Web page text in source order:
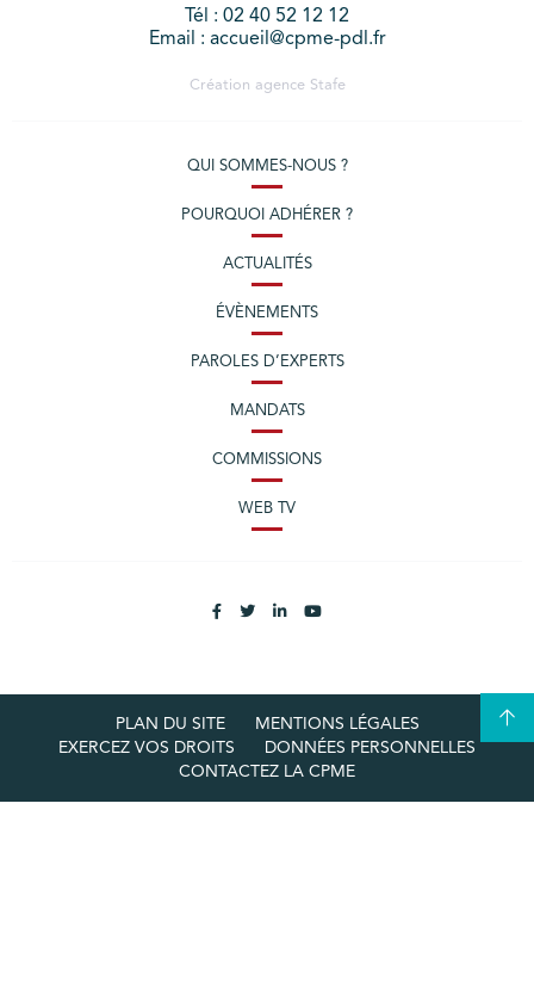
Tél : 02 40 52 12 12
Email : accueil@cpme-pdl.fr
Création agence Stafe
QUI SOMMES-NOUS ?
POURQUOI ADHÉRER ?
ACTUALITÉS
ÉVÈNEMENTS
PAROLES D’EXPERTS
MANDATS
COMMISSIONS
WEB TV
PLAN DU SITE
MENTIONS LÉGALES
EXERCEZ VOS DROITS
DONNÉES PERSONNELLES
CONTACTEZ LA CPME